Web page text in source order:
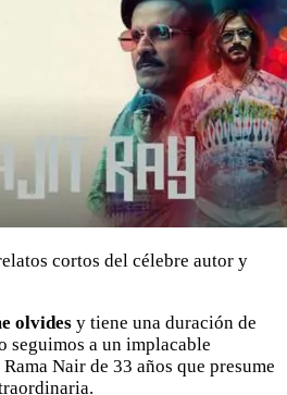
cortos del célebre autor y
olvides y tiene una duración de
seguimos a un implacable
Nair de 33 años que presume